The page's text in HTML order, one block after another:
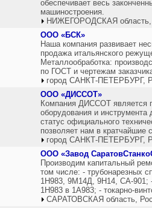
обеспечивает весь
машиностроения.
НИЖЕГОРОДСКАЯ область,
ООО «БСК»
Наша компания развивает
продажа итальянского
Металлообработка:
по ГОСТ и чертежам
город САНКТ-ПЕТЕРБУРГ,
ООО «ДИССОТ»
Компания ДИССОТ является
оборудования и
статус официального
позволяет нам в кратчайшие
город САНКТ-ПЕТЕРБУРГ,
ООО «Завод
Производим капитальный
том числе: - трубонарезных
1Н983, 9М14Д, 9Н14, СА-901;
1Н983 в 1А983; - токарно-
САРАТОВСКАЯ область,